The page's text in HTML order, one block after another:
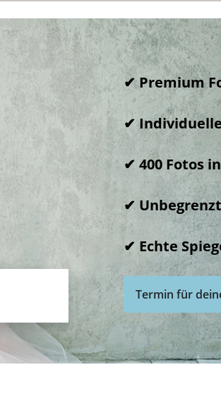
✔ Premium
✔
✔ 400 Fotos
✔
✔ Echte
Termin für